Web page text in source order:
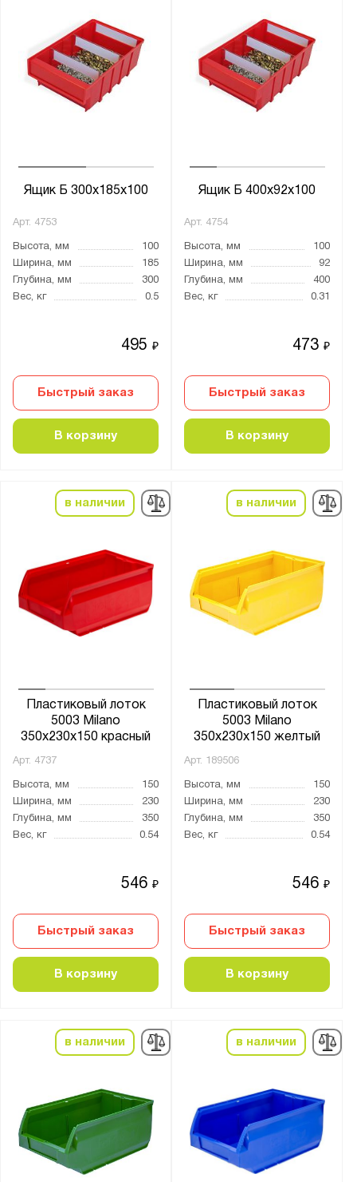
Ящик Б 300х185х100
Арт. 4753
Высота, мм
100
Ширина, мм
185
Глубина, мм
300
Вес, кг
0.5
495₽
Быстрый заказ
В корзину
Ящик Б 400x92x100
Арт. 4754
Высота, мм
100
Ширина, мм
92
Глубина, мм
400
Вес, кг
0.31
473₽
Быстрый заказ
В корзину
в наличии
Пластиковый лоток
5003 Milano
350х230х150 красный
Арт. 4737
Высота, мм
150
Ширина, мм
230
Глубина, мм
350
Вес, кг
0.54
546₽
Быстрый заказ
В корзину
в наличии
Пластиковый лоток
5003 Milano
350х230х150 желтый
Арт. 189506
Высота, мм
150
Ширина, мм
230
Глубина, мм
350
Вес, кг
0.54
546₽
Быстрый заказ
В корзину
в наличии в наличии